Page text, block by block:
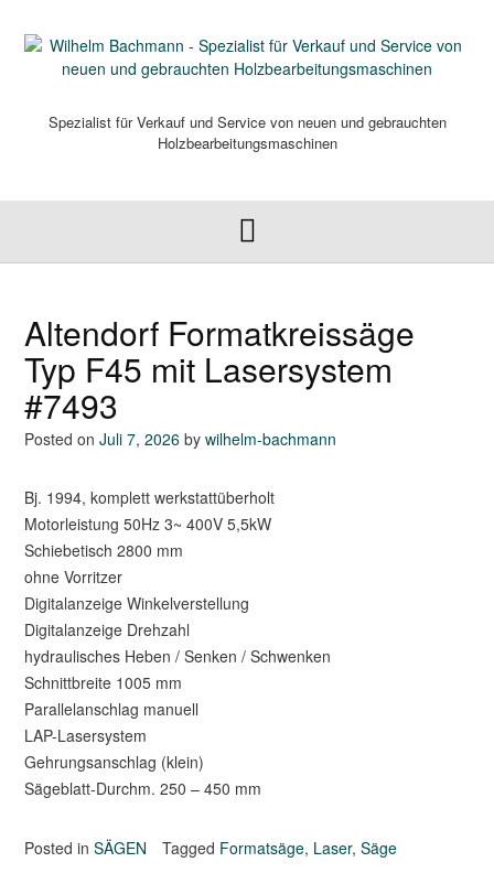
content
Spezialist für Verkauf und Service von neuen und gebrauchten
Holzbearbeitungsmaschinen
Altendorf Formatkreissäge
Typ F45 mit Lasersystem
#7493
Posted on Juli 7, 2026 by wilhelm-bachmann
Bj. 1994, komplett werkstattüberholt
Motorleistung 50Hz 3~ 400V 5,5kW
Schiebetisch 2800 mm
ohne Vorritzer
Digitalanzeige Winkelverstellung
Digitalanzeige Drehzahl
hydraulisches Heben / Senken / Schwenken
Schnittbreite 1005 mm
Parallelanschlag manuell
LAP-Lasersystem
Gehrungsanschlag (klein)
Sägeblatt-Durchm. 250 – 450 mm
Posted in SÄGEN Tagged Formatsäge, Laser, Säge